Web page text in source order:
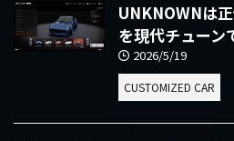
UNKNOWNは
を現代チューン
2026/5/19
CUSTOMIZED CAR